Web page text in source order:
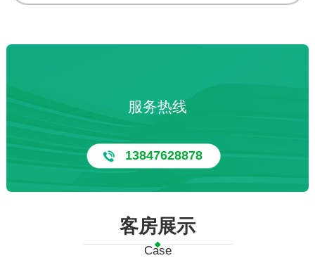
服务热线
13847628878
客房展示
Case